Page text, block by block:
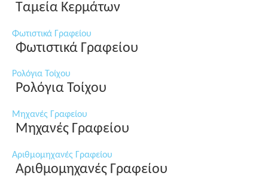
Ταμεία Κερμάτων
Φωτιστικά Γραφείου
Φωτιστικά Γραφείου
Ρολόγια Τοίχου
Ρολόγια Τοίχου
Μηχανές Γραφείου
Μηχανές Γραφείου
Αριθμομηχανές Γραφείου
Αριθμομηχανές Γραφείου